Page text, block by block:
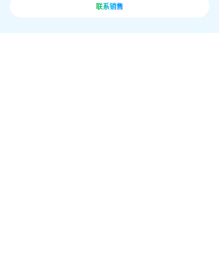
联系销售